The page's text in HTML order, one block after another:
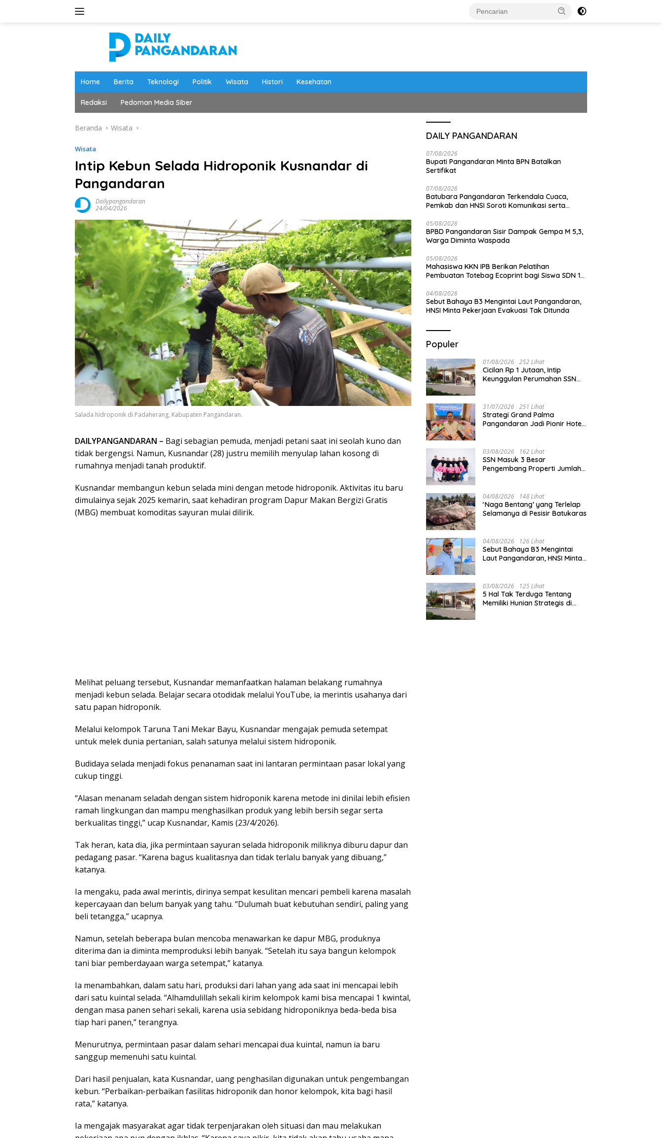
Home Berita Teknologi Politik Wisata Histori Kesehatan
Redaksi Pedoman Media Siber
Beranda Wisata
Wisata
Intip Kebun Selada Hidroponik Kusnandar di
Pangandaran
Dailypangandaran
24/04/2026
Salada hidroponik di Padaherang, Kabupaten Pangandaran.
DAILYPANGANDARAN – Bagi sebagian pemuda, menjadi petani saat ini seolah kuno dan
tidak bergengsi. Namun, Kusnandar (28) justru memilih menyulap lahan kosong di
rumahnya menjadi tanah produktif.
Kusnandar membangun kebun selada mini dengan metode hidroponik. Aktivitas itu baru
dimulainya sejak 2025 kemarin, saat kehadiran program Dapur Makan Bergizi Gratis
(MBG) membuat komoditas sayuran mulai dilirik.
Melihat peluang tersebut, Kusnandar memanfaatkan halaman belakang rumahnya
menjadi kebun selada. Belajar secara otodidak melalui YouTube, ia merintis usahanya dari
satu papan hidroponik.
Melalui kelompok Taruna Tani Mekar Bayu, Kusnandar mengajak pemuda setempat
untuk melek dunia pertanian, salah satunya melalui sistem hidroponik.
Budidaya selada menjadi fokus penanaman saat ini lantaran permintaan pasar lokal yang
cukup tinggi.
“Alasan menanam seladah dengan sistem hidroponik karena metode ini dinilai lebih efisien
ramah lingkungan dan mampu menghasilkan produk yang lebih bersih segar serta
berkualitas tinggi,” ucap Kusnandar, Kamis (23/4/2026).
Tak heran, kata dia, jika permintaan sayuran selada hidroponik miliknya diburu dapur dan
pedagang pasar. “Karena bagus kualitasnya dan tidak terlalu banyak yang dibuang,”
katanya.
Ia mengaku, pada awal merintis, dirinya sempat kesulitan mencari pembeli karena masalah
kepercayaan dan belum banyak yang tahu. “Dulumah buat kebutuhan sendiri, paling yang
beli tetangga,” ucapnya.
Namun, setelah beberapa bulan mencoba menawarkan ke dapur MBG, produknya
diterima dan ia diminta memproduksi lebih banyak. “Setelah itu saya bangun kelompok
tani biar pemberdayaan warga setempat,” katanya.
Ia menambahkan, dalam satu hari, produksi dari lahan yang ada saat ini mencapai lebih
dari satu kuintal selada. “Alhamdulillah sekali kirim kelompok kami bisa mencapai 1 kwintal,
dengan masa panen sehari sekali, karena usia sebidang hidroponiknya beda-beda bisa
tiap hari panen,” terangnya.
Menurutnya, permintaan pasar dalam sehari mencapai dua kuintal, namun ia baru
sanggup memenuhi satu kuintal.
Dari hasil penjualan, kata Kusnandar, uang penghasilan digunakan untuk pengembangan
kebun. “Perbaikan-perbaikan fasilitas hidroponik dan honor kelompok, kita bagi hasil
rata,” katanya.
Ia mengajak masyarakat agar tidak terpenjarakan oleh situasi dan mau melakukan
DAILY PANGANDARAN
07/08/2026
Bupati Pangandaran Minta BPN Batalkan
Sertifikat
07/08/2026
Batubara Pangandaran Terkendala Cuaca,
Pemkab dan HNSI Soroti Komunikasi serta
05/08/2026
BPBD Pangandaran Sisir Dampak Gempa M 5,3,
Warga Diminta Waspada
05/08/2026
Mahasiswa KKN IPB Berikan Pelatihan
Pembuatan Totebag Ecoprint bagi Siswa SDN 1
04/08/2026
Sebut Bahaya B3 Mengintai Laut Pangandaran,
HNSI Minta Pekerjaan Evakuasi Tak Ditunda
Populer
01/08/2026 252 Lihat
Cicilan Rp 1 Jutaan, Intip
Keunggulan Perumahan SSN
31/07/2026 251 Lihat
Strategi Grand Palma
Pangandaran Jadi Pionir Hotel
03/08/2026 162 Lihat
SSN Masuk 3 Besar
Pengembang Properti Jumlah
04/08/2026 148 Lihat
‘Naga Bentang’ yang Terlelap
Selamanya di Pesisir Batukaras
04/08/2026 126 Lihat
Sebut Bahaya B3 Mengintai
Laut Pangandaran, HNSI Minta
03/08/2026 125 Lihat
5 Hal Tak Terduga Tentang
Memiliki Hunian Strategis di